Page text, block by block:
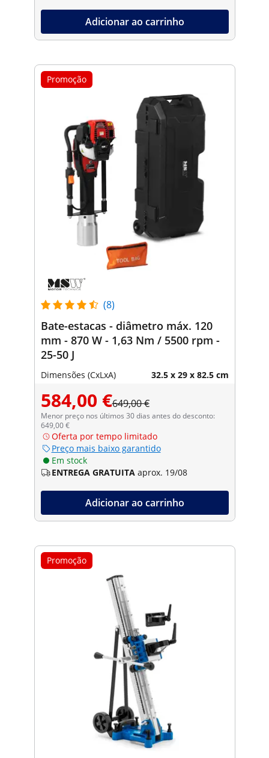
Adicionar ao carrinho
Promoção
(8)
Bate-estacas - diâmetro máx. 120
mm - 870 W - 1,63 Nm / 5500 rpm -
25-50 J
Dimensões (CxLxA) 32.5 x 29 x 82.5 cm
584,00 €649,00 €
Menor preço nos últimos 30 dias antes do desconto:
649,00 €
Oferta por tempo limitado
Preço mais baixo garantido
Em stock
ENTREGA GRATUITA aprox. 19/08
Adicionar ao carrinho
Promoção